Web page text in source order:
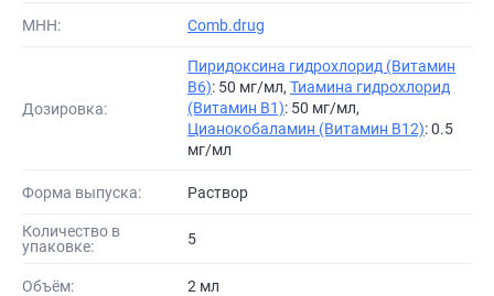
МНН: Comb.drug
Дозировка:
Пиридоксина гидрохлорид (Витамин
B6): 50 мг/мл, Тиамина гидрохлорид
(Витамин B1): 50 мг/мл,
Цианокобаламин (Витамин B12): 0.5
мг/мл
Форма выпуска: Раствор
Количество в
упаковке:
5
Объём: 2 мл